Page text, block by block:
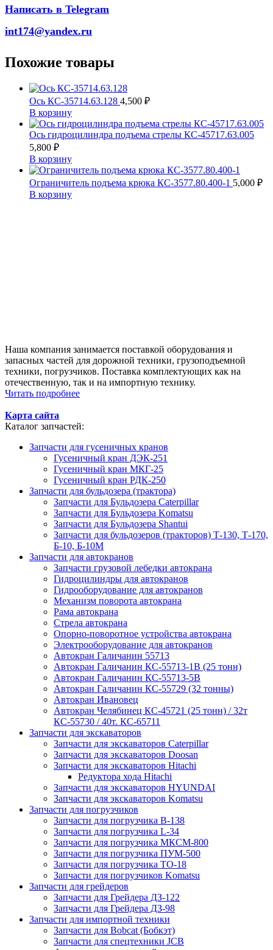
Написать в Telegram
int174@yandex.ru
Похожие товары
Ось КС-35714.63.128 4,500 ₽
В корзину
Ось гидроцилиндра подъема стрелы КС-45717.63.005
5,800 ₽
В корзину
Ограничитель подъема крюка КС-3577.80.400-1 5,000 ₽
В корзину
Наша компания занимается поставкой оборудования и
запасных частей для дорожной техники, грузоподъемной
техники, погрузчиков. Поставка комплектующих как на
отечественную, так и на импортную технику.
Читать подробнее
Карта сайта
Каталог запчастей:
Запчасти для гусеничных кранов
Гусеничный кран ДЭК-251
Гусеничный кран МКГ-25
Гусеничный кран РДК-250
Запчасти для бульдозера (трактора)
Запчасти для Бульдозера Caterpillar
Запчасти для Бульдозера Komatsu
Запчасти для Бульдозера Shantui
Запчасти для бульдозеров (тракторов) Т-130, Т-170,
Б-10, Б-10М
Запчасти для автокранов
Запчасти грузовой лебедки автокрана
Гидроцилиндры для автокранов
Гидрооборудование для автокранов
Механизм поворота автокрана
Рама автокрана
Стрела автокрана
Опорно-поворотное устройства автокрана
Электрооборудование для автокранов
Автокран Галичанин 55713
Автокран Галичанин КС-55713-1В (25 тонн)
Автокран Галичанин КС-55713-5В
Автокран Галичанин КС-55729 (32 тонны)
Автокран Ивановец
Автокран Челябинец КС-45721 (25 тонн) / 32т
КС-55730 / 40т. КС-65711
Запчасти для экскаваторов
Запчасти для экскаваторов Caterpillar
Запчасти для экскаваторов Doosan
Запчасти для экскаваторов Hitachi
Редуктора хода Hitachi
Запчасти для экскаваторов HYUNDAI
Запчасти для экскаваторов Komatsu
Запчасти для погрузчиков
Запчасти для погрузчика B-138
Запчасти для погрузчика L-34
Запчасти для погрузчика МКСМ-800
Запчасти для погрузчика ПУМ-500
Запчасти для погрузчика ТО-18
Запчасти для погрузчиков Komatsu
Запчасти для грейдеров
Запчасти для Грейдера ДЗ-122
Запчасти для Грейдера ДЗ-98
Запчасти для импортной техники
Запчасти для Bobcat (Бобкэт)
Запчасти для спецтехники JCB